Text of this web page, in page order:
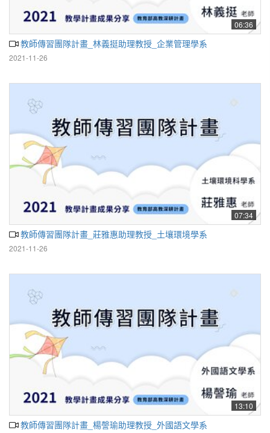
06:36
教師傳習團隊計畫_林義挺助理教授_企業管理學系
2021-11-26
07:34
教師傳習團隊計畫_莊雅惠助理教授_土壤環境學系
2021-11-26
13:10
教師傳習團隊計畫_楊謦瑜助理教授_外國語文學系